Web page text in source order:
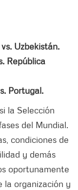
Uzbekistán.
República
Portugal.
la Selección
del Mundial.
condiciones de
y demás
oportunamente
la organización y